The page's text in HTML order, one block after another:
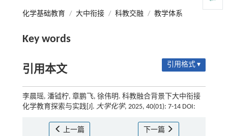
化学基础教育 / 大中衔接 / 科教交融 / 教学体系
Key words
引用本文 引用格式 ▾
李晨瑶, 潘钺柠, 章鹏飞, 徐伟明. 科教融合背景下大中衔接
化学教育探索与实践[J]. 大学化学, 2025, 40(01): 7-14 DOI:
上一篇 下一篇